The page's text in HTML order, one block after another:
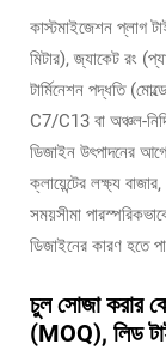
কাস্টমাইজেশন প্লাগ
মিটার), জ্যাকেট রং
টার্মিনেশন পদ্ধতি
C7/C13 বা অঞ্চল-
ডিজাইন উৎপাদনের
ক্লায়েন্টের লক্ষ্য
সময়সীমা
ডিজাইনের কারণ হতে
চুল সোজা করার
(MOQ), লিড